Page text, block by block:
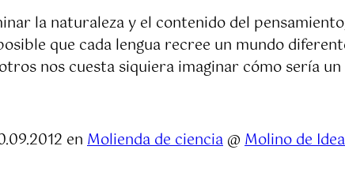
la naturaleza y el contenido del
que cada lengua recree un mundo
nos cuesta siquiera imaginar cómo sería
en Molienda de ciencia @ Molino de